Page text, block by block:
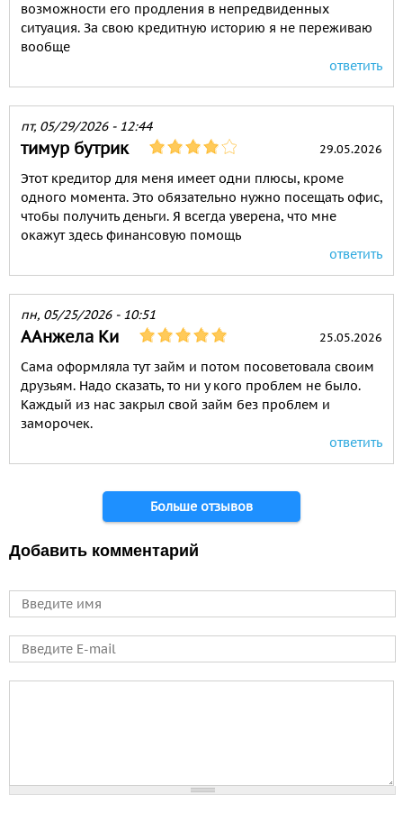
возможности его продления в непредвиденных
ситуация. За свою кредитную историю я не переживаю
вообще
ответить
пт, 05/29/2026 - 12:44
тимур бутрик 29.05.2026
Этот кредитор для меня имеет одни плюсы, кроме
одного момента. Это обязательно нужно посещать офис,
чтобы получить деньги. Я всегда уверена, что мне
окажут здесь финансовую помощь
ответить
пн, 05/25/2026 - 10:51
ААнжела Ки 25.05.2026
Сама оформляла тут займ и потом посоветовала своим
друзьям. Надо сказать, то ни у кого проблем не было.
Каждый из нас закрыл свой займ без проблем и
заморочек.
ответить
Больше отзывов
Добавить комментарий
Имя
E-mail